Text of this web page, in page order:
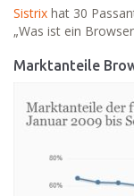
Sistrix hat 30
„Was ist ein
Marktanteile